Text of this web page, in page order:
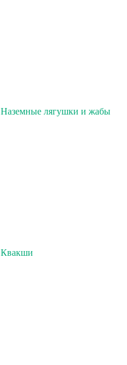
Наземные лягушки и жабы
Квакши